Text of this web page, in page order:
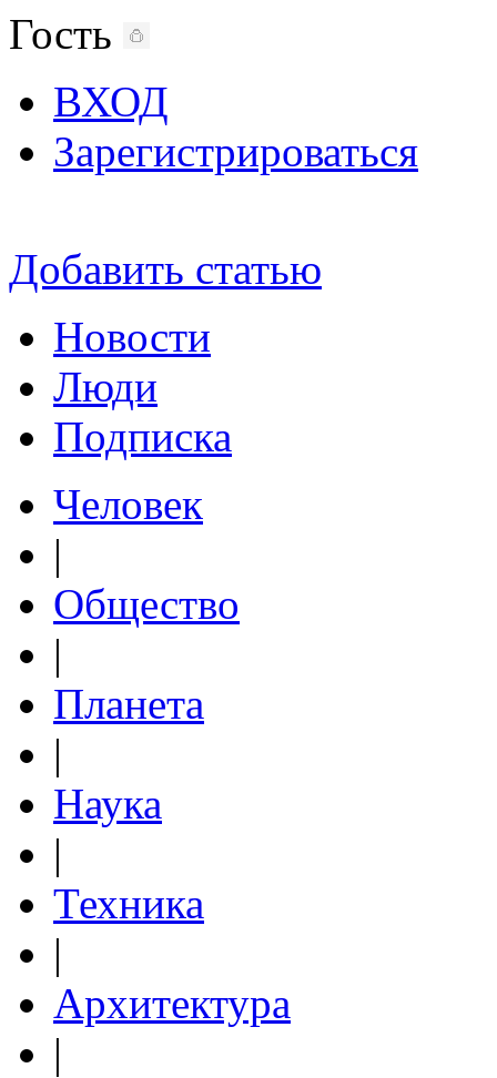
Гость
ВХОД
Зарегистрироваться
Добавить статью
Новости
Люди
Подписка
Человек
|
Общество
|
Планета
|
Наука
|
Техника
|
Архитектура
|